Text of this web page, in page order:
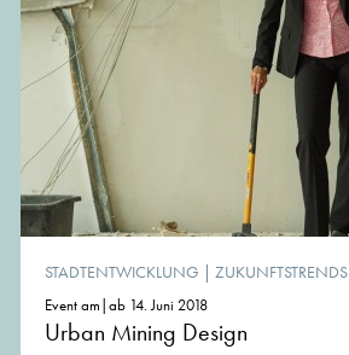
STADTENTWICKLUNG | ZUKUNFTSTRENDS
Event am|ab 14. Juni 2018
Urban Mining Design